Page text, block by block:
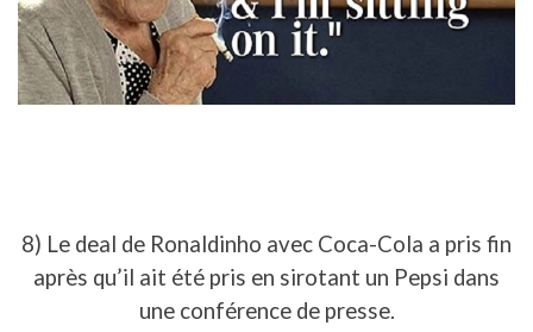
8) Le deal de Ronaldinho avec Coca-Cola a pris fin
après qu’il ait été pris en sirotant un Pepsi dans
une conférence de presse.